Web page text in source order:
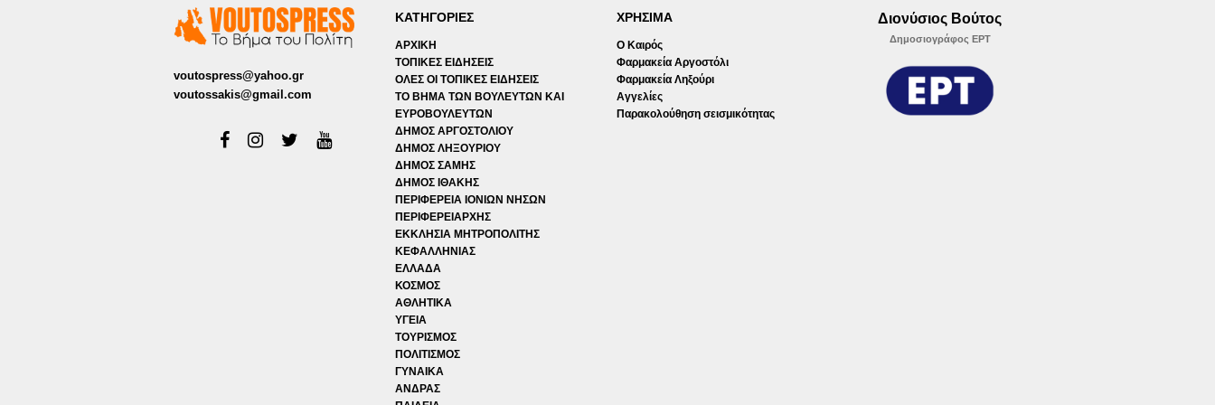
voutospress@yahoo.gr
voutossakis@gmail.com
ΚΑΤΗΓΟΡΙΕΣ
ΑΡΧΙΚΗ
ΤΟΠΙΚΕΣ ΕΙΔΗΣΕΙΣ
ΟΛΕΣ ΟΙ ΤΟΠΙΚΕΣ ΕΙΔΗΣΕΙΣ
ΤΟ ΒΗΜΑ ΤΩΝ ΒΟΥΛΕΥΤΩΝ ΚΑΙ
ΕΥΡΟΒΟΥΛΕΥΤΩΝ
ΔΗΜΟΣ ΑΡΓΟΣΤΟΛΙΟΥ
ΔΗΜΟΣ ΛΗΞΟΥΡΙΟΥ
ΔΗΜΟΣ ΣΑΜΗΣ
ΔΗΜΟΣ ΙΘΑΚΗΣ
ΠΕΡΙΦΕΡΕΙΑ ΙΟΝΙΩΝ ΝΗΣΩΝ
ΠΕΡΙΦΕΡΕΙΑΡΧΗΣ
ΕΚΚΛΗΣΙΑ ΜΗΤΡΟΠΟΛΙΤΗΣ
ΚΕΦΑΛΛΗΝΙΑΣ
ΕΛΛΑΔΑ
ΚΟΣΜΟΣ
ΑΘΛΗΤΙΚΑ
ΥΓΕΙΑ
ΤΟΥΡΙΣΜΟΣ
ΠΟΛΙΤΙΣΜΟΣ
ΓΥΝΑΙΚΑ
ΑΝΔΡΑΣ
ΧΡΗΣΙΜΑ
Ο Καιρός
Φαρμακεία Αργοστόλι
Φαρμακεία Ληξούρι
Αγγελίες
Παρακολούθηση σεισμικότητας
Διονύσιος Βούτος
Δημοσιογράφος ΕΡΤ